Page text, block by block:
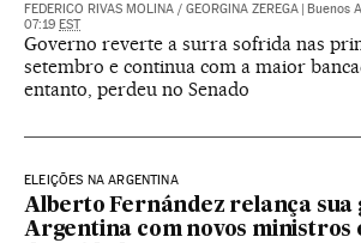
FEDERICO RIVAS MOLINA / GEORGINA ZEREGA Buenos
07:19 EST
Governo reverte a surra sofrida nas
setembro e continua com a maior
entanto, perdeu no Senado
ELEIÇÕES NA ARGENTINA
Alberto Fernández relança sua
Argentina com novos ministros